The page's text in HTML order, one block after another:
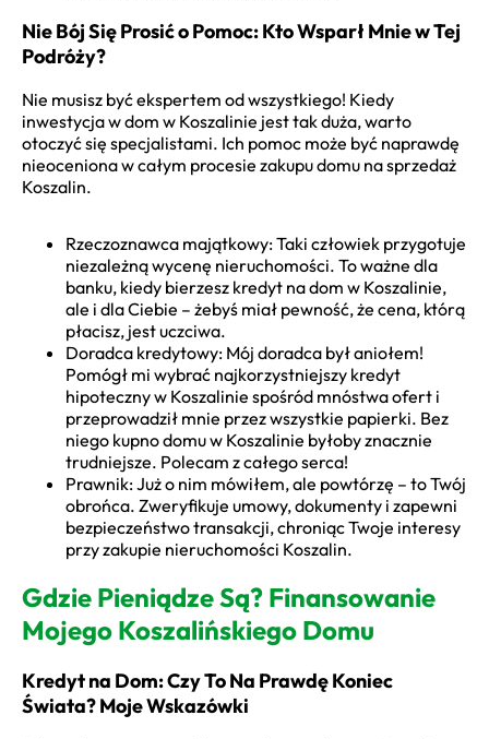
Nie Bój Się Prosić o Pomoc: Kto Wsparł Mnie w Tej
Podróży?
Nie musisz być ekspertem od wszystkiego! Kiedy
inwestycja w dom w Koszalinie jest tak duża, warto
otoczyć się specjalistami. Ich pomoc może być naprawdę
nieoceniona w całym procesie zakupu domu na sprzedaż
Koszalin.
Rzeczoznawca majątkowy: Taki człowiek przygotuje
niezależną wycenę nieruchomości. To ważne dla
banku, kiedy bierzesz kredyt na dom w Koszalinie,
ale i dla Ciebie – żebyś miał pewność, że cena, którą
płacisz, jest uczciwa.
Doradca kredytowy: Mój doradca był aniołem!
Pomógł mi wybrać najkorzystniejszy kredyt
hipoteczny w Koszalinie spośród mnóstwa ofert i
przeprowadził mnie przez wszystkie papierki. Bez
niego kupno domu w Koszalinie byłoby znacznie
trudniejsze. Polecam z całego serca!
Prawnik: Już o nim mówiłem, ale powtórzę – to Twój
obrońca. Zweryfikuje umowy, dokumenty i zapewni
bezpieczeństwo transakcji, chroniąc Twoje interesy
przy zakupie nieruchomości Koszalin.
Gdzie Pieniądze Są? Finansowanie
Mojego Koszalińskiego Domu
Kredyt na Dom: Czy To Na Prawdę Koniec
Świata? Moje Wskazówki